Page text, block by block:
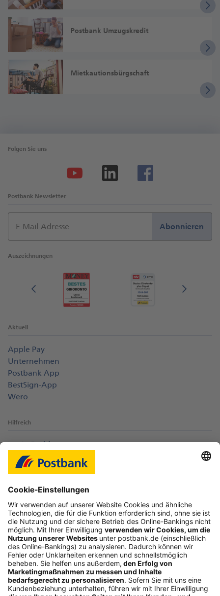
Postbank Umzugskredit
Miet­kautions­bürg­schaft
Folgen Sie uns
Postbank Newsletter
E-Mail-Adresse Abonnieren
Auszeichnungen
Aktuell
Apple Pay
Unternehmen
Postbank App
BestSign-App
Wero
Hilfreich
Login-Probleme
Karte sperren
Kontakt
myBHW
Interessant
Freundschaftswerbung
Schufa-Auskunft
Soziales Engagement
Nachhaltigkeit
ETF-Sparplanrechner